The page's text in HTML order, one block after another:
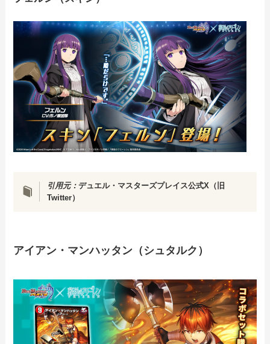
引用元： デュエル・マスターズプレイス公式X（旧
Twitter）
アイアン・マンハッタン（シュタルク）